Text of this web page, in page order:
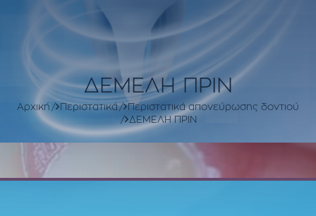
ΔΕΜΕΛΗ ΠΡΙΝ
Αρχική Περιστατικά
Περιστατικά απονεύρωσης δοντιού
ΔΕΜΕΛΗ ΠΡΙΝ